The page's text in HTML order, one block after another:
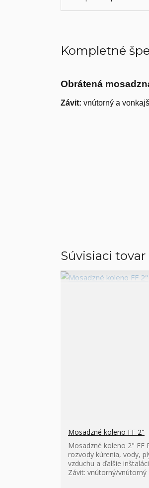
Kompletné
Obrátená
Závit: vnútorný a
Súvisiaci tovar
Mosadzné koleno FF 2"
Mosadzné koleno 2" FF
rozvody kúrenia, vody,
vzduchu a ďalšie
Závit: vnútorný/vnútorný